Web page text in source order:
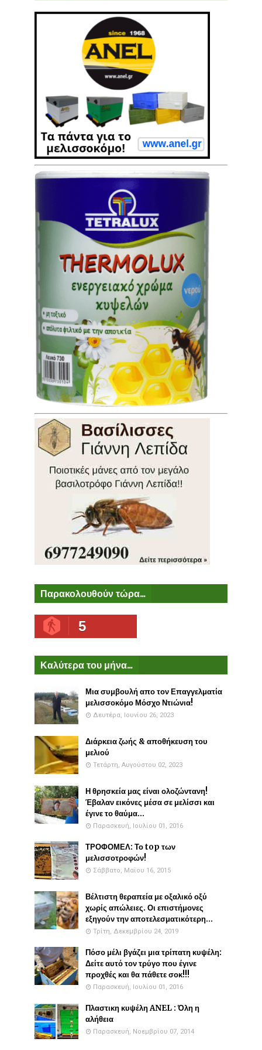
Παρακολουθούν τώρα...
5
Καλύτερα του μήνα...
Μια συμβουλή απο τον Επαγγελματία
μελισσοκόμο Μόσχο Ντιώνια!
Δευτέρα, Ιουνίου 26, 2023
Διάρκεια ζωής & αποθήκευση του
μελιού
Τετάρτη, Αυγούστου 02, 2023
Η θρησκεία μας είναι ολοζώντανη!
Έβαλαν εικόνες μέσα σε μελίσσι και
έγινε το θαύμα...
Παρασκευή, Ιουλίου 01, 2016
ΤΡΟΦΟΜΕΛ: Το top των
μελισσοτροφών!
Σάββατο, Μαΐου 16, 2015
Βέλτιστη θεραπεία με οξαλικό οξύ
χωρίς απώλειες. Οι επιστήμονες
εξηγούν την αποτελεσματικότερη...
Τρίτη, Δεκεμβρίου 24, 2019
Πόσο μέλι βγάζει μια τρίπατη κυψέλη:
Δείτε αυτό τον τρύγο που έγινε
προχθές και θα πάθετε σοκ!!!
Παρασκευή, Ιουλίου 01, 2016
Πλαστικη κυψέλη ANEL : Όλη η
αλήθεια
Παρασκευή, Νοεμβρίου 07, 2014